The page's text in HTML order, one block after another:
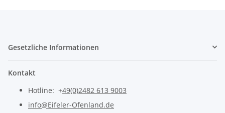
Gesetzliche Informationen
Kontakt
Hotline: +49(0)2482 613 9003
info@Eifeler-Ofenland.de